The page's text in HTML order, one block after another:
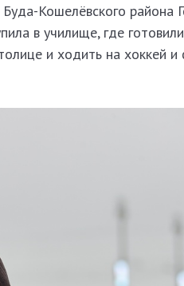
Кошелёвского района
в училище, где
и ходить на хоккей